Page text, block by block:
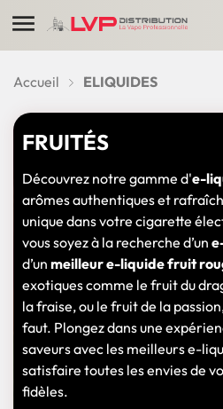

Accueil ELIQUIDES
FRUITÉS
Découvrez notre gamme d'e-
arômes authentiques et
unique dans votre cigarette
vous soyez à la recherche d’un
d’un meilleur e-liquide fruit
exotiques comme le fruit du
la fraise, ou le fruit de la
faut. Plongez dans une
saveurs avec les meilleurs e-
satisfaire toutes les envies de
fidèles.